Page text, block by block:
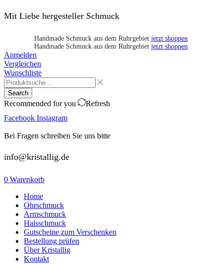
Mit Liebe hergesteller Schmuck
Handmade Schmuck aus dem Ruhrgebiet jetzt shoppen
Handmade Schmuck aus dem Ruhrgebiet jetzt shoppen
Anmelden
Vergleichen
Wunschliste
Search
Recommended for you
Refresh
Facebook Instagram
Bei Fragen schreiben Sie uns bitte
info@kristallig.de
0 Warenkorb
Home
Ohrschmuck
Armschmuck
Halsschmuck
Gutscheine zum Verschenken
Bestellung prüfen
Über Kristallig
Kontakt